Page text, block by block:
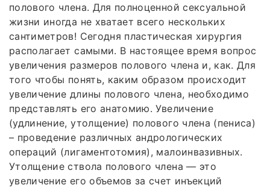
полового члена. Для полноценной сексуальной
жизни иногда не хватает всего нескольких
сантиметров! Сегодня пластическая хирургия
располагает самыми. В настоящее время вопрос
увеличения размеров полового члена и, как. Для
того чтобы понять, каким образом происходит
увеличение длины полового члена, необходимо
представлять его анатомию. Увеличение
(удлинение, утолщение) полового члена (пениса)
– проведение различных андрологических
операций (лигаментотомия), малоинвазивных.
Утолщение ствола полового члена — это
увеличение его объемов за счет инъекций